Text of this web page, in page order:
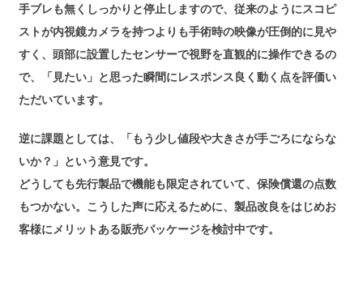
手ブレも無くしっかりと停止しますので、従来のようにスコピ
ストが内視鏡カメラを持つよりも手術時の映像が圧倒的に見や
すく、頭部に設置したセンサーで視野を直観的に操作できるの
で、「見たい」と思った瞬間にレスポンス良く動く点を評価い
ただいています。
逆に課題としては、「もう少し値段や大きさが手ごろにならな
いか？」という意見です。
どうしても先行製品で機能も限定されていて、保険償還の点数
もつかない。こうした声に応えるために、製品改良をはじめお
客様にメリットある販売パッケージを検討中です。